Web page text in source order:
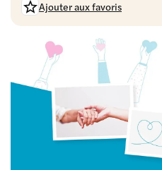
Ajouter aux favoris